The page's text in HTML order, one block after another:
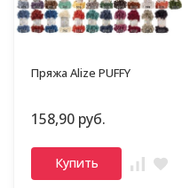
Пряжа Alize PUFFY
158,90 руб.
Купить